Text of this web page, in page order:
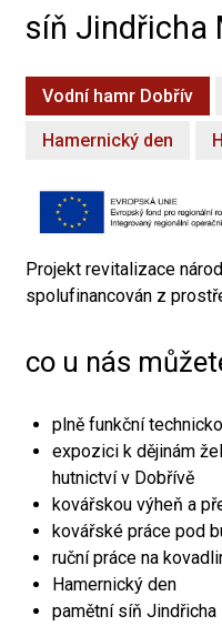
síň Jindřicha
Vodní hamr Dobřív
Hamernický den
Projekt revitalizace
spolufinancován z
co u nás
plně funkční
expozici k dějinám
hutnictví v Dobřívě
kovářskou výheň a
kovářské práce pod
ruční práce na
Hamernický den
pamětní síň